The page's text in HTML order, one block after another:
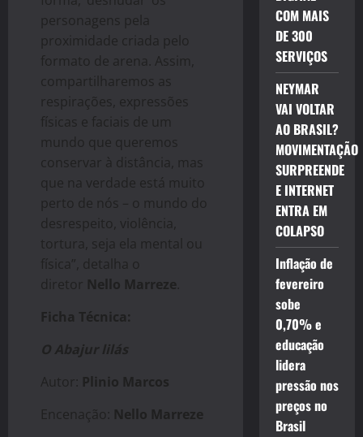
personagens pela
proximidade criada pelo
formato de arena. Assim,
compartilharemos as
respirações, expressões
físicas e faciais de um
mundo que queremos
conservar à distância, mas
que na verdade está muito
perto de nós – o mundo do
desrespeito, violência,
tortura, seja ela mental ou
física”, detalha o
diretor Nello Marreze
Ficha Técnica:
O Abajur lilás
Autor: Plinio Marcos
Encenação: Nello Marreze
COM MAIS
DE 300
SERVIÇOS
NEYMAR
VAI VOLTAR
AO BRASIL?
MOVIMENTAÇÃO
SURPREENDE
E INTERNET
ENTRA EM
COLAPSO
Inflação de
fevereiro
sobe
0,70% e
educação
lidera
pressão nos
preços no
Brasil